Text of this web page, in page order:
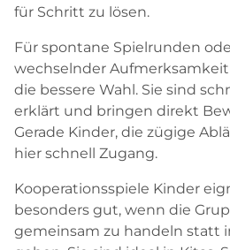
für Schritt zu lösen.
Für spontane Spielrunden
wechselnder
die bessere Wahl. Sie sind
erklärt und bringen direkt
Gerade Kinder, die zügige
hier schnell Zugang.
Kooperationsspiele Kinder
besonders gut, wenn die
gemeinsam zu handeln statt